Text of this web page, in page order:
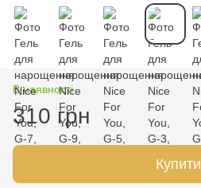
В наявності
310 грн
Купити